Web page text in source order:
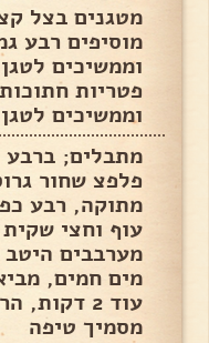
מטגנים בצל
מוסיפים רבע
וממשיכים
פטריות
וממשיכים
מתבלים;
פלפצ שחור
מתוקה, רבע
עוף וחצי
מערבבים היטב
מים חמים,
עוד 2
מסמיך טיפה